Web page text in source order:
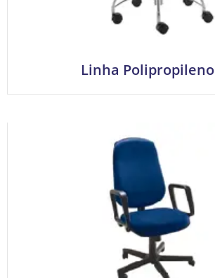
Linha Polipropileno